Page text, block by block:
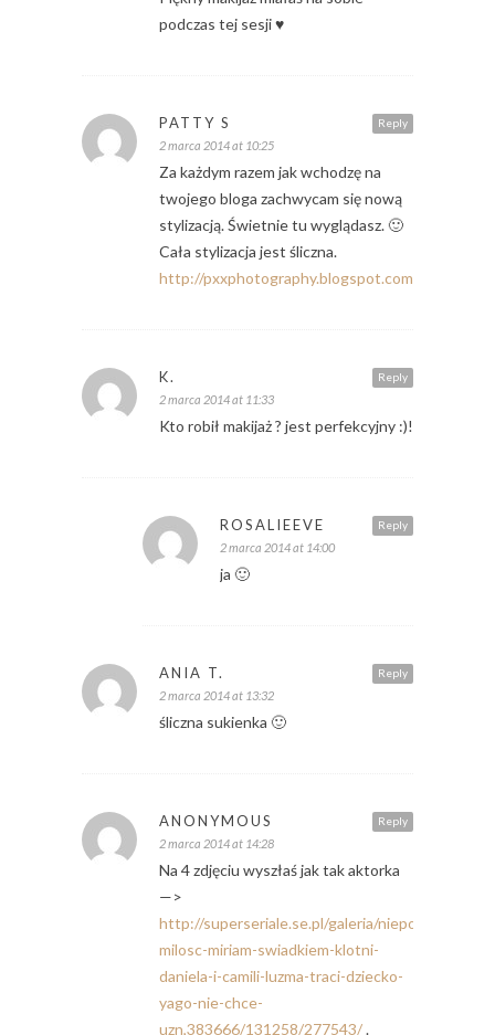
podczas tej sesji ♥
Reply
PATTY S
2 marca 2014 at 10:25
Za każdym razem jak wchodzę na
twojego bloga zachwycam się nową
stylizacją. Świetnie tu wyglądasz. 🙂
Cała stylizacja jest śliczna.
http://pxxphotography.blogspot.com/
Reply
K.
2 marca 2014 at 11:33
Kto robił makijaż ? jest perfekcyjny :)!
Reply
ROSALIEEVE
2 marca 2014 at 14:00
ja 🙂
Reply
ANIA T.
2 marca 2014 at 13:32
śliczna sukienka 🙂
Reply
ANONYMOUS
2 marca 2014 at 14:28
Na 4 zdjęciu wyszłaś jak tak aktorka
—>
http://superseriale.se.pl/galeria/nieposkromiona-
milosc-miriam-swiadkiem-klotni-
daniela-i-camili-luzma-traci-dziecko-
yago-nie-chce-
uzn,383666/131258/277543/.